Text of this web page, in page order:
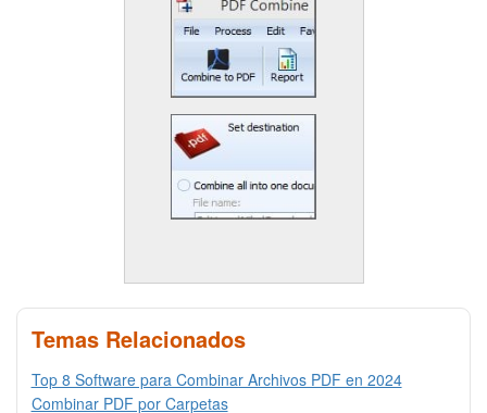
Temas Relacionados
Top 8 Software para Combinar Archivos PDF en 2024
Combinar PDF por Carpetas